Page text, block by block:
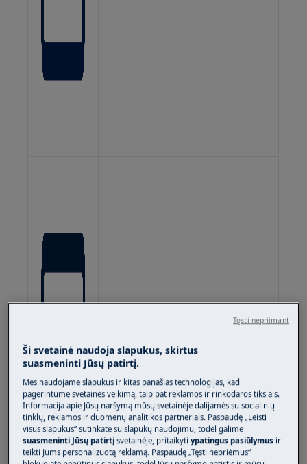
Ši svetainė naudoja slapukus, skirtus
suasmeninti Jūsų patirtį.
Mes naudojame slapukus ir kitas panašias technologijas, kad
pagerintume svetainės veikimą, taip pat reklamos ir rinkodaros tikslais.
Informacija apie Jūsų naršymą mūsų svetainėje dalijamės su socialinių
tinklų, reklamos ir duomenų analitikos partneriais. Paspaudę „Leisti
visus slapukus“ sutinkate su slapukų naudojimu, todėl galime
suasmeninti Jūsų patirtįsvetainėje, pritaikytiypatingus pasiūlymus ir
teikti Jums personalizuotą reklamą. Paspaudę „Tęsti nepriėmus“
Tęsti nepriimant